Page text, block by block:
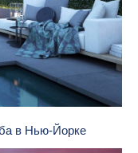
в Нью-Йорке